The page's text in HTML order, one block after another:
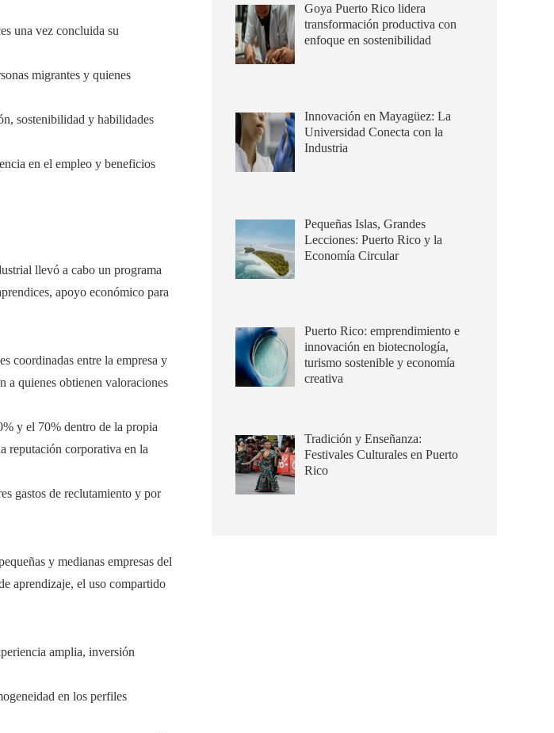
una vez concluida su
migrantes y quienes
sostenibilidad y habilidades
en el empleo y beneficios
llevó a cabo un programa
apoyo económico para
coordinadas entre la empresa y
a quienes obtienen valoraciones
y el 70% dentro de la propia
reputación corporativa en la
gastos de reclutamiento y por
y medianas empresas del
aprendizaje, el uso compartido
amplia, inversión
en los perfiles
Goya Puerto Rico lidera
transformación productiva con
enfoque en sostenibilidad
Innovación en Mayagüez: La
Universidad Conecta con la
Industria
Pequeñas Islas, Grandes
Lecciones: Puerto Rico y la
Economía Circular
Puerto Rico: emprendimiento e
innovación en biotecnología,
turismo sostenible y economía
creativa
Tradición y Enseñanza:
Festivales Culturales en Puerto
Rico